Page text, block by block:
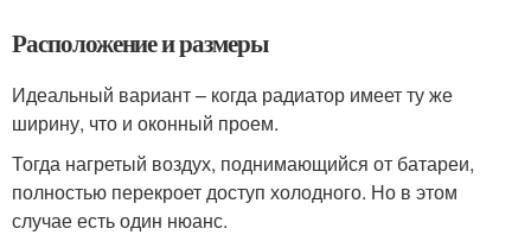
Расположение и размеры
Идеальный вариант – когда радиатор имеет ту же
ширину, что и оконный проем.
Тогда нагретый воздух, поднимающийся от батареи,
полностью перекроет доступ холодного. Но в этом
случае есть один нюанс.